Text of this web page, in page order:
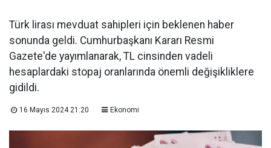
Türk lirası mevduat sahipleri için beklenen haber
sonunda geldi. Cumhurbaşkanı Kararı Resmi
Gazete'de yayımlanarak, TL cinsinden vadeli
hesaplardaki stopaj oranlarında önemli değişikliklere
gidildi.
16 Mayıs 2024 21:20 Ekonomi